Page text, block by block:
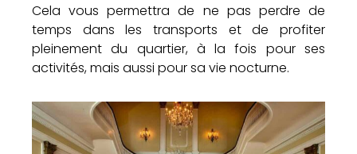
Cela vous permettra de ne pas perdre de
temps dans les transports et de profiter
pleinement du quartier, à la fois pour ses
activités, mais aussi pour sa vie nocturne.